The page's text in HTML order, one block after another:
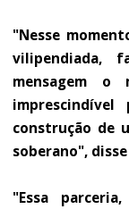
"Nesse
vilipendiada,
mensagem o
construção de
soberano",
"Essa